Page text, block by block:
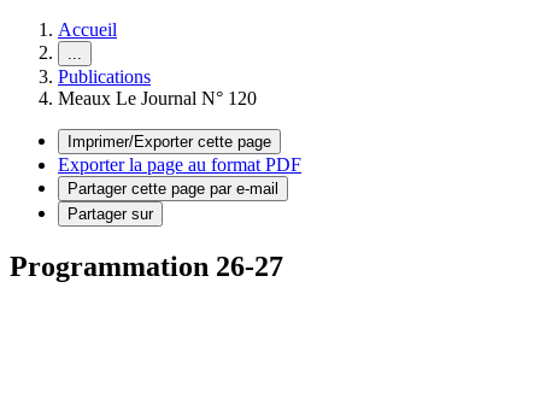
Accueil
...
Publications
Meaux Le Journal N° 120
Imprimer/Exporter cette page
Exporter la page au format PDF
Partager cette page par e-mail
Partager sur
Programmation 26-27